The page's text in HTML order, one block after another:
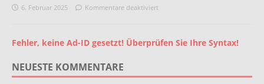
6. Februar 2025 Kommentare deaktiviert
Fehler, keine Ad-ID gesetzt! Überprüfen Sie Ihre Syntax!
NEUESTE KOMMENTARE